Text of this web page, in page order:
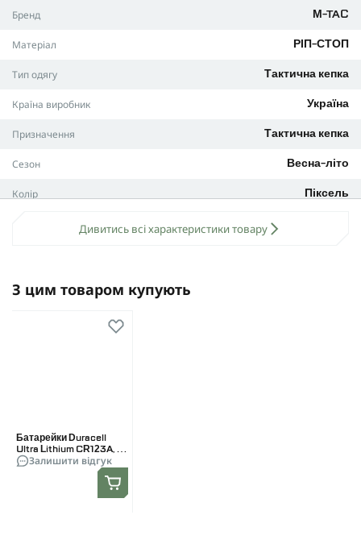
Бренд M-TAC
Матеріал РІП-СТОП
Тип одягу Тактична кепка
Країна виробник Україна
Призначення Тактична кепка
Сезон Весна-літо
Колір Піксель
Виробник
Дивитись всі характеристики товару
З цим товаром купують
Батарейки Duracell
Ultra Lithium CR123A, 2
штЗалишити відгук